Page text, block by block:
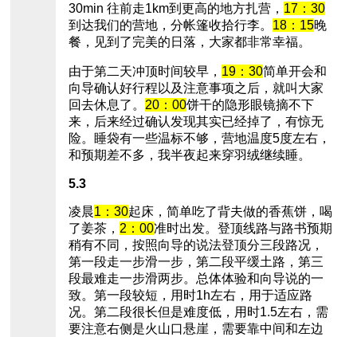
30min 往前走1km到更高的地方扎营， 17：30
到达我们的营地，分帐篷收拾行李。 18：15晚
餐，见到了完美的日落，大家都非常幸福。
由于第二天冲顶时间较早， 19：30简单开会和
向导确认好行程以及注意事项之后，就叫大家
回去休息了。 20：00饼干的隐形眼镜摘不下
来，后来经过确认发现其实已经掉了，有惊无
险。睡袋有一些温标不够，营地温度5度左右，
和预期差不多，我半夜起来穿羽绒继续睡。
5.3
凌晨1：30起床，简单吃了背夫做的香蕉饼，喝
了姜茶， 2：00准时出发。登顶线路与路书预期
稍有不同，按照向导的说法登顶分三段路况，
第一段走一步滑一步，第二段平缓土路，第三
段最难走一步滑两步。总体体验和向导说的一
致。第一段较短，用时1h左右，用于适应路
况。第二段很长但是难度低，用时1.5左右，需
要注意右侧是火山口悬崖，需要靠中间和左边